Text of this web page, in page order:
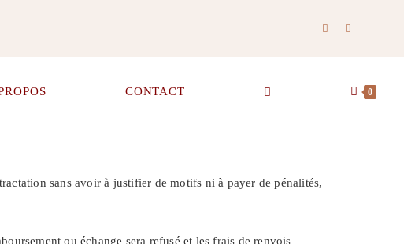
CONTACT 0
sans avoir à justifier de motifs ni à payer de pénalités,
ou échange sera refusé et les frais de renvois